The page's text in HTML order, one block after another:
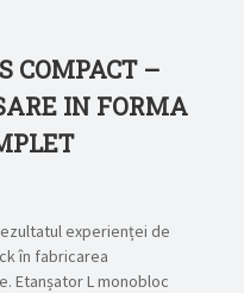
COMPACT –
IN FORMA
experienței de
în fabricarea
Etanșator L monobloc